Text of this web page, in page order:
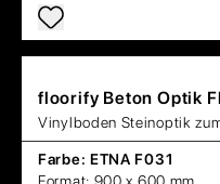
floorify Beton Optik
Vinylboden Steinoptik
Farbe: ETNA F031